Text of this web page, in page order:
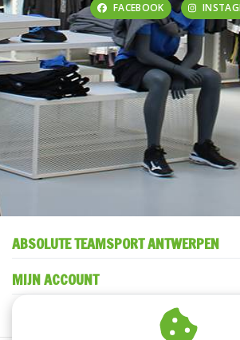
FACEBOOK
ABSOLUTE TEAMSPORT ANTWERPEN
MIJN ACCOUNT